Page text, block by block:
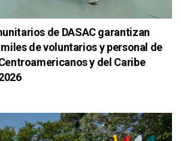
de DASAC garantizan
de voluntarios y personal de
y del Caribe